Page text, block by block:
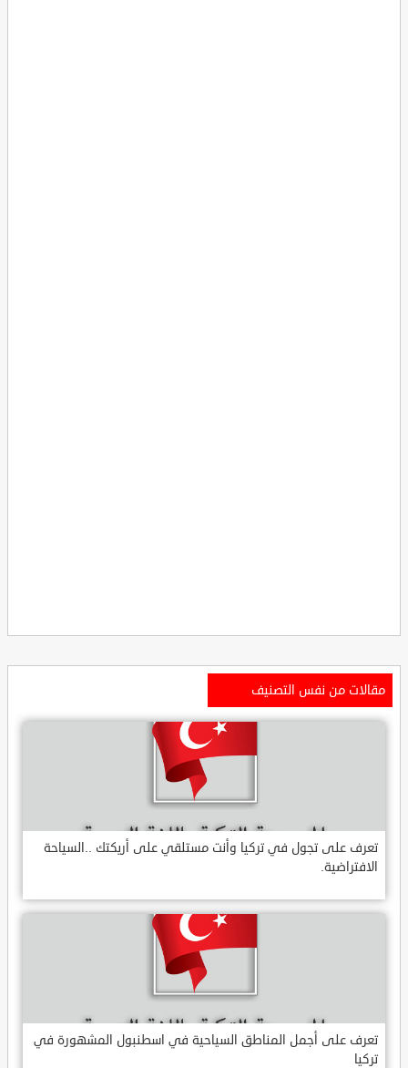
مقالات من نفس التصنيف
تعرف على تجول في تركيا وأنت مستلقي على أريكتك ..السياحة
الافتراضية.
تعرف على أجمل المناطق السياحية في اسطنبول المشهورة في
تركيا